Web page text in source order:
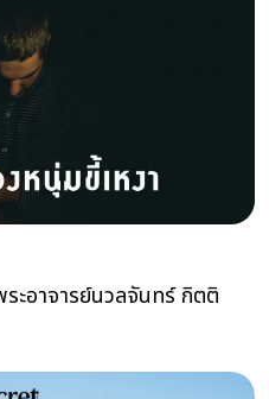
ะอาจารย์นวลจันทร์ กิตติ